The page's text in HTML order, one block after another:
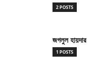
2 POSTS
জগলুল হায়দার
1 POSTS